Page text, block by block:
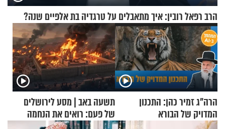
הרב רפאל רובין: איך מתאבלים על טרגדיה בת אלפיים שנה?
הרה"ג זמיר כהן: התכנון
המדויק של הבורא
תשעה באב | מסע לירושלים
של פעם: רואים את הנחמה